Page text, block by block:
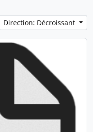
Direction: Décroissant